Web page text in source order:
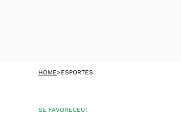
HOME>ESPORTES
SE FAVORECEU!